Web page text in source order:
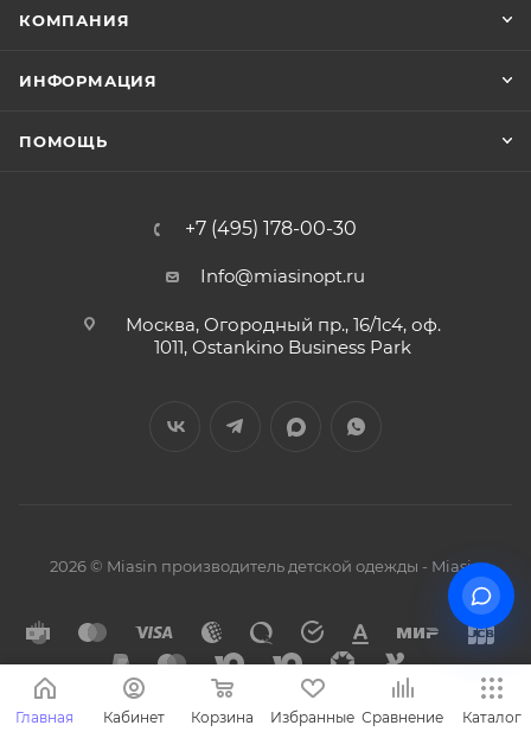
КОМПАНИЯ
ИНФОРМАЦИЯ
ПОМОЩЬ
+7 (495) 178-00-30
Info@miasinopt.ru
Москва, Огородный пр., 16/1с4, оф.
1011, Ostankino Business Park
2026 © Miasin производитель детской одежды - Miasin
Главная Кабинет Корзина Избранные Сравнение Каталог